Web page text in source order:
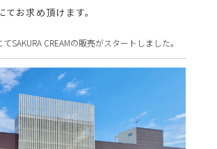
てお求め頂けます。
SAKURA CREAMの販売がスタートしました。